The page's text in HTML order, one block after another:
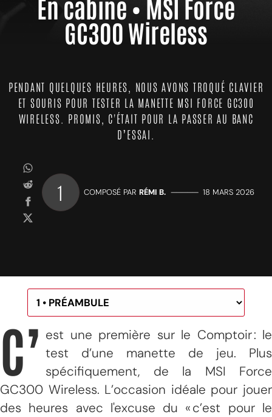
En cabine • MSI Force
GC300 Wireless
PENDANT QUELQUES HEURES, NOUS AVONS TROQUÉ CLAVIER
ET SOURIS POUR TESTER LA MANETTE MSI FORCE GC300
WIRELESS. PROMIS, C'ÉTAIT POUR LA PASSER AU BANC
D’ESSAI.
1 COMPOSÉ PAR RÉMI B. ————— 18 MARS 2026
C’ est une première sur le Comptoir : le
test d’une manette de jeu. Plus
spécifiquement, de la MSI Force
GC300 Wireless. L’occasion idéale pour jouer
des heures avec l'excuse du « c’est pour le